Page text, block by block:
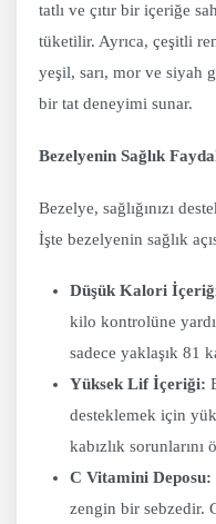
tatlı ve çıtır bir içeriğe
tüketilir. Ayrıca, çeşitli
yeşil, sarı, mor ve siyah
bir tat deneyimi sunar.
Bezelyenin Sağlık
Bezelye, sağlığınızı
İşte bezelyenin sağlık
Düşük Kalori
kilo kontrolüne
sadece yaklaşık 81
Yüksek Lif İçeriği:
desteklemek için
kabızlık sorunlarını
C Vitamini Deposu:
zengin bir sebzedir.